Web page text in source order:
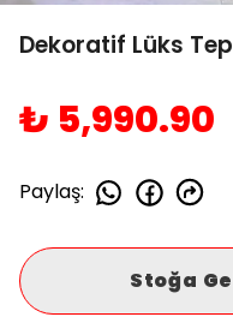
Dekoratif Lüks
₺ 5,990.90
Paylaş:
Stoğa